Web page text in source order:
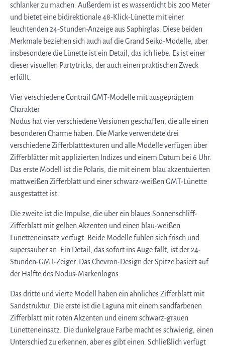
schlanker zu machen. Außerdem ist es wasserdicht bis 200 Meter
und bietet eine bidirektionale 48-Klick-Lünette mit einer
leuchtenden 24-Stunden-Anzeige aus Saphirglas. Diese beiden
Merkmale beziehen sich auch auf die Grand Seiko-Modelle, aber
insbesondere die Lünette ist ein Detail, das ich liebe. Es ist einer
dieser visuellen Partytricks, der auch einen praktischen Zweck
erfüllt.
Vier verschiedene Contrail GMT-Modelle mit ausgeprägtem
Charakter
Nodus hat vier verschiedene Versionen geschaffen, die alle einen
besonderen Charme haben. Die Marke verwendete drei
verschiedene Zifferblatttexturen und alle Modelle verfügen über
Zifferblätter mit applizierten Indizes und einem Datum bei 6 Uhr.
Das erste Modell ist die Polaris, die mit einem blau akzentuierten
mattweißen Zifferblatt und einer schwarz-weißen GMT-Lünette
ausgestattet ist.
Die zweite ist die Impulse, die über ein blaues Sonnenschliff-
Zifferblatt mit gelben Akzenten und einen blau-weißen
Lünetteneinsatz verfügt. Beide Modelle fühlen sich frisch und
supersauber an. Ein Detail, das sofort ins Auge fällt, ist der 24-
Stunden-GMT-Zeiger. Das Chevron-Design der Spitze basiert auf
der Hälfte des Nodus-Markenlogos.
Das dritte und vierte Modell haben ein ähnliches Zifferblatt mit
Sandstruktur. Die erste ist die Laguna mit einem sandfarbenen
Zifferblatt mit roten Akzenten und einem schwarz-grauen
Lünetteneinsatz. Die dunkelgraue Farbe macht es schwierig, einen
Unterschied zu erkennen, aber es gibt einen. Schließlich verfügt